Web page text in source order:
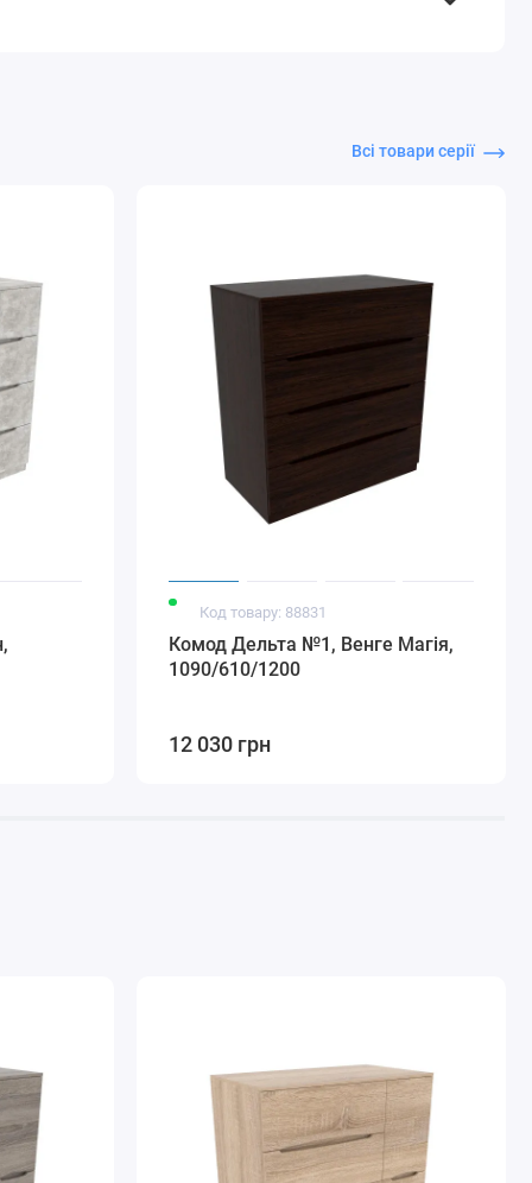
Всі товари серії
Код товару: 88831
Комод Дельта №1, Венге Магія,
1090/610/1200
12 030 грн